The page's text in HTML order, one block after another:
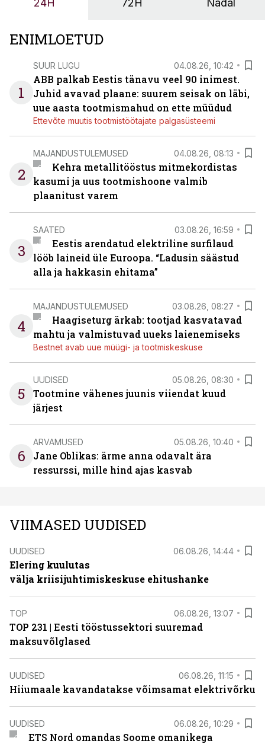
OÜ tegevjuht Sander Mitendorf.
24H 72H Nädal
ENIMLOETUD
1
SUUR LUGU 04.08.26, 10:42
ABB palkab Eestis tänavu veel 90 inimest.
Juhid avavad plaane: suurem seisak on läbi,
uue aasta tootmismahud on ette müüdud
Ettevõte muutis tootmistöötajate palgasüsteemi
2
MAJANDUSTULEMUSED 04.08.26, 08:13
Kehra metallitööstus mitmekordistas
kasumi ja uus tootmishoone valmib
plaanitust varem
3
SAATED 03.08.26, 16:59
Eestis arendatud elektriline surfilaud
lööb laineid üle Euroopa. “Ladusin säästud
alla ja hakkasin ehitama”
4
MAJANDUSTULEMUSED 03.08.26, 08:27
Haagiseturg ärkab: tootjad kasvatavad
mahtu ja valmistuvad uueks laienemiseks
Bestnet avab uue müügi- ja tootmiskeskuse
5
UUDISED 05.08.26, 08:30
Tootmine vähenes juunis viiendat kuud
järjest
6
ARVAMUSED 05.08.26, 10:40
Jane Oblikas: ärme anna odavalt ära
ressurssi, mille hind ajas kasvab
VIIMASED UUDISED
UUDISED 06.08.26, 14:44
Elering kuulutas
välja kriisijuhtimiskeskuse ehitushanke
TOP 06.08.26, 13:07
TOP 231 | Eesti tööstussektori suuremad
maksuvõlglased
UUDISED 06.08.26, 11:15
Hiiumaale kavandatakse võimsamat elektrivõrku
UUDISED 06.08.26, 10:29
ETS Nord omandas Soome omanikega